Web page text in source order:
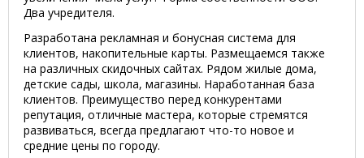
Два учредителя.
Разработана рекламная и бонусная система для
клиентов, накопительные карты. Размещаемся также
на различных скидочных сайтах. Рядом жилые дома,
детские сады, школа, магазины. Наработанная база
клиентов. Преимущество перед конкурентами
репутация, отличные мастера, которые стремятся
развиваться, всегда предлагают что-то новое и
средние цены по городу.